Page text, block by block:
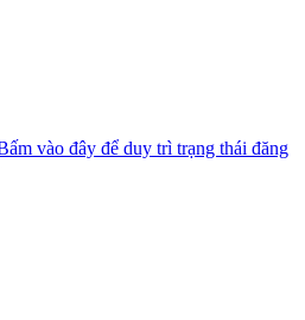
vào đây để duy trì trạng thái đăng